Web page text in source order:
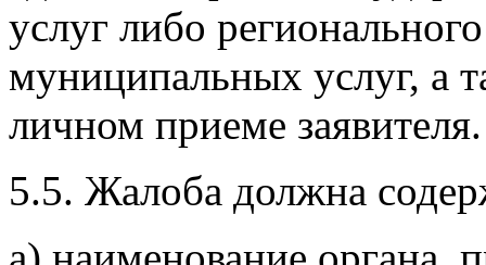
услуг либо
муниципальных услуг, а
личном приеме заявителя.
5.5. Жалоба должна